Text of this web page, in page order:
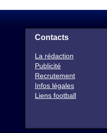
Contacts
La rédaction
Publicité
Recrutement
Infos légales
Liens football